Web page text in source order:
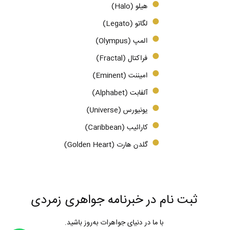
هیلو (Halo)
لگاتو (Legato)
المپ (Olympus)
فراکتال (Fractal)
امیننت (Eminent)
آلفابت (Alphabet)
یونیورس (Universe)
کارائیب (Caribbean)
گلدن هارت (Golden Heart)
ثبت نام در خبرنامه جواهری زمردی
با ما در دنیای جواهرات به‌روز باشید.